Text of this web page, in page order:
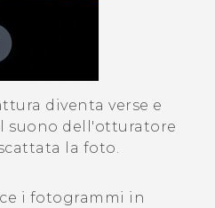
diventa verse e
suono dell'otturatore
la foto.
i fotogrammi in